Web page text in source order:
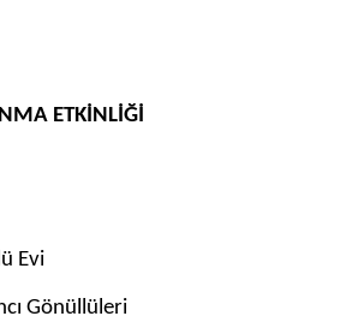
ETKİNLİĞİ
Evi
Gönüllüleri